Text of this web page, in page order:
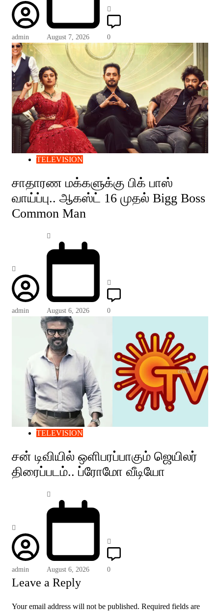
admin August 7, 2026 0
TELEVISION
சாதாரண மக்களுக்கு பிக் பாஸ்
வாய்ப்பு.. ஆகஸ்ட் 16 முதல் Bigg Boss
Common Man
admin August 6, 2026 0
TELEVISION
சன் டிவியில் ஒளிபரப்பாகும் ஜெயிலர்
திரைப்படம்.. ப்ரோமோ வீடியோ
admin August 6, 2026 0
Leave a Reply
Your email address will not be published. Required fields are